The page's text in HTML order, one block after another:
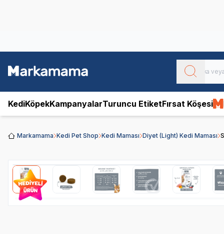
KediKöpekKampanyalarTuruncu EtiketFırsat Köşesi
Markamama Kedi Pet Shop Kedi Maması Diyet (Light) Kedi Maması